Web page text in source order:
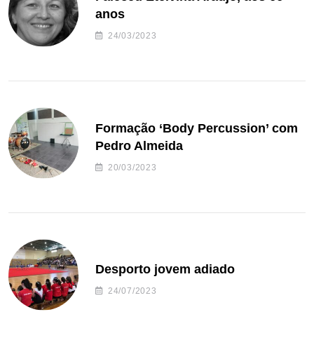
anos
24/03/2023
Formação ‘Body Percussion’ com
Pedro Almeida
20/03/2023
Desporto jovem adiado
24/07/2023